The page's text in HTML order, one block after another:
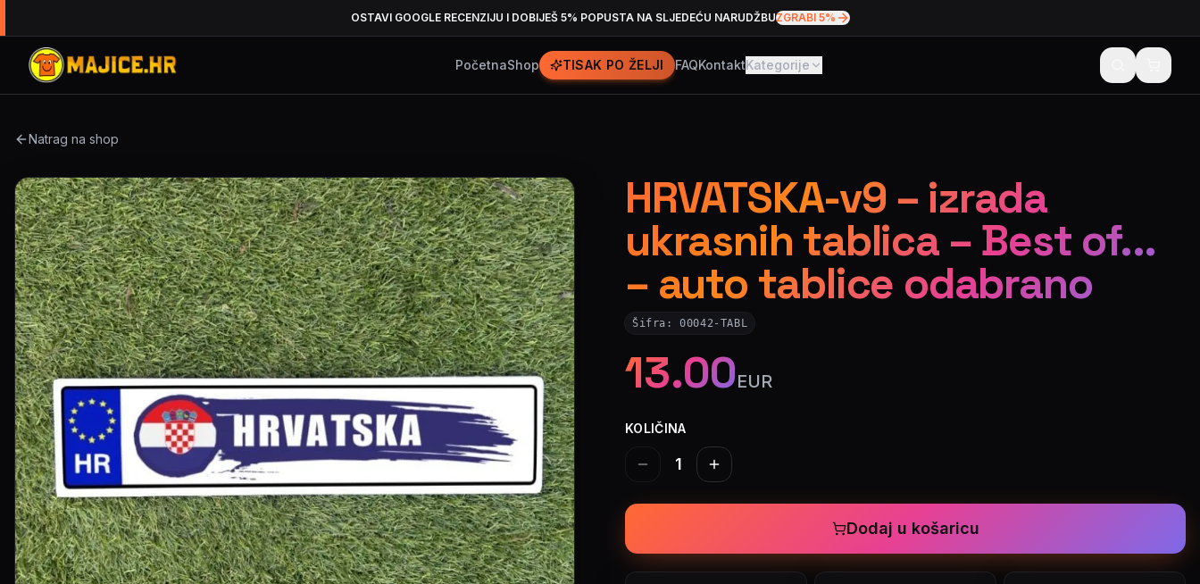
OSTAVI GOOGLE RECENZIJU I DOBIJEŠ 5% POPUSTA NA SLJEDEĆU NARUDŽBUZGRABI 5%
PočetnaShop TISAK PO ŽELJI FAQKontaktKategorije
Natrag na shop
HRVATSKA-v9 – izrada
ukrasnih tablica – Best of...
– auto tablice odabrano
Šifra:00042-TABL
13.00EUR
KOLIČINA
1
Dodaj u košaricu